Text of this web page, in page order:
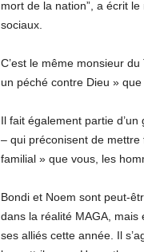
mort de la nation”, a écrit
sociaux.
C’est le même monsieur
un péché contre Dieu »
Il fait également partie
– qui préconisent de
familial » que vous, les
Bondi et Noem sont peut-
dans la réalité MAGA,
ses alliés cette année. Il